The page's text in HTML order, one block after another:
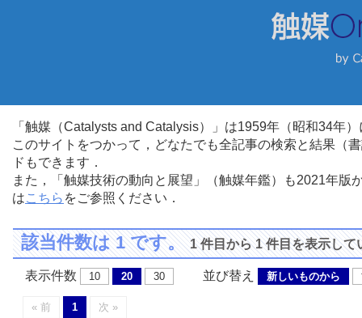
「触媒（Catalysts and Catalysis）」は1959年（昭和34年
このサイトをつかって，どなたでも全記事の検索と結果（
ドもできます．
また，「触媒技術の動向と展望」（触媒年鑑）も2021年
はこちら をご参照ください．
該当件数は 1 です。1 件目から 1 件目を表示して
表示件数 10 20 30 並び替え 新しいものから
« 前 1 次 »